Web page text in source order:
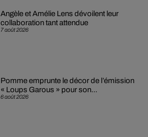
7 août 2026
Angèle et Amélie Lens dévoilent leur
collaboration tant attendue
6 août 2026
Pomme emprunte le décor de l’émission
« Loups Garous » pour son...